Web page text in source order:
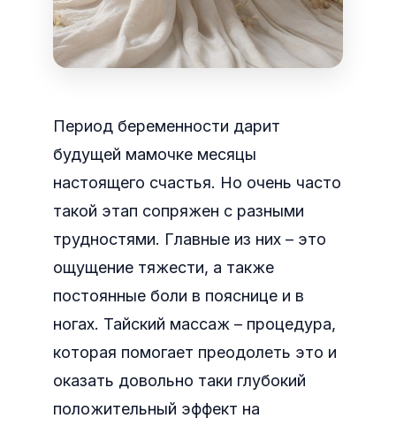
Период беременности дарит
будущей мамочке месяцы
настоящего счастья. Но очень часто
такой этап сопряжен с разными
трудностями. Главные из них – это
ощущение тяжести, а также
постоянные боли в пояснице и в
ногах. Тайский массаж – процедура,
которая помогает преодолеть это и
оказать довольно таки глубокий
положительный эффект на